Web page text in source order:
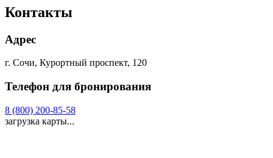
Контакты
Адрес
г. Сочи, Курортный проспект, 120
Телефон для бронирования
8 (800) 200-85-58
загрузка карты...